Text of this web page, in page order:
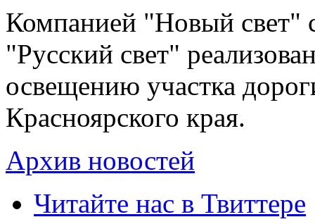
Компанией "Новый свет"
"Русский свет"
освещению участка
Красноярского края.
Архив новостей
Читайте нас в Твиттере